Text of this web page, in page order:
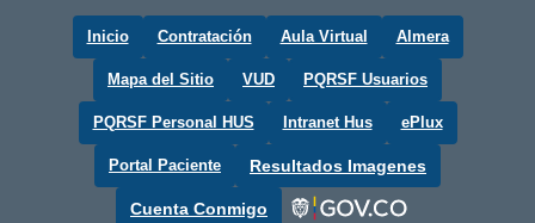
Inicio Contratación Aula Virtual Almera
Mapa del Sitio VUD PQRSF Usuarios
PQRSF Personal HUS Intranet Hus ePlux
Portal Paciente Resultados Imagenes
Cuenta Conmigo